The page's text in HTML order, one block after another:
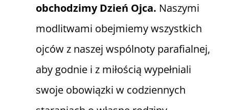
obchodzimy Dzień Ojca. Naszymi
modlitwami obejmiemy wszystkich
ojców z naszej wspólnoty parafialnej,
aby godnie i z miłością wypełniali
swoje obowiązki w codziennych